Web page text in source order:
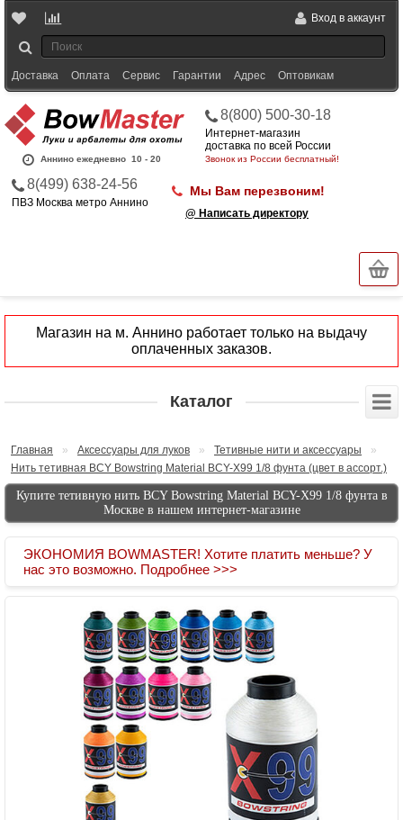
Вход в аккаунт
Доставка Оплата Сервис Гарантии Адрес Оптовикам
Аннино ежедневно 10 - 20
8(800) 500-30-18
Интернет-магазин
доставка по всей России
Звонок из России бесплатный!
8(499) 638-24-56
ПВЗ Москва метро Аннино
Мы Вам перезвоним!
@ Написать директору
Магазин на м. Аннино работает только на выдачу
оплаченных заказов.
Каталог
Главная » Аксессуары для луков » Тетивные нити и аксессуары
»
Нить тетивная BCY Bowstring Material BCY-X99 1/8 фунта (цвет в ассорт.)
Купите тетивную нить BCY Bowstring Material BCY-X99 1/8 фунта в
Москве в нашем интернет-магазине
ЭКОНОМИЯ BOWMASTER! Хотите платить меньше? У
нас это возможно. Подробнее >>>